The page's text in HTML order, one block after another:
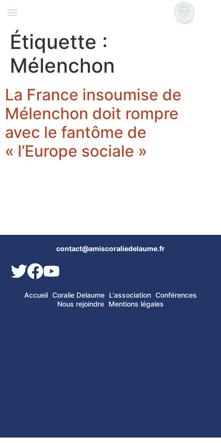
Étiquette :
Mélenchon
La France insoumise de
Mélenchon doit rompre
avec le fantôme de
« l’Europe sociale »
contact@amiscoraliedelaume.fr
Accueil Coralie Delaume L'association Conférences
Nous rejoindre Mentions légales